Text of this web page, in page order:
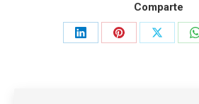
Comparte
Share
Share
Share